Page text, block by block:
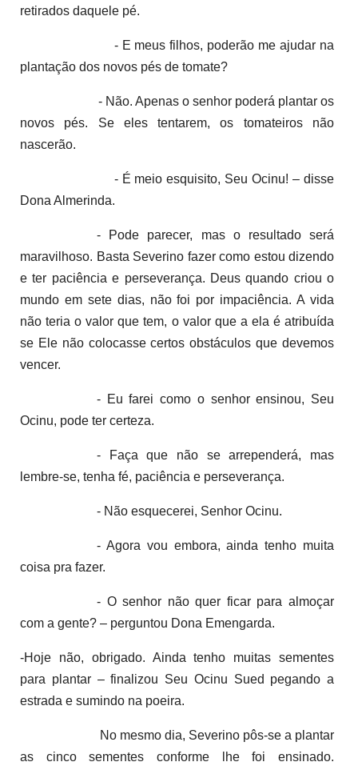
retirados daquele pé.
- E meus filhos, poderão me ajudar na
plantação dos novos pés de tomate?
- Não. Apenas o senhor poderá plantar os
novos pés. Se eles tentarem, os tomateiros não
nascerão.
- É meio esquisito, Seu Ocinu! – disse
Dona Almerinda.
- Pode parecer, mas o resultado será
maravilhoso. Basta Severino fazer como estou dizendo
e ter paciência e perseverança. Deus quando criou o
mundo em sete dias, não foi por impaciência. A vida
não teria o valor que tem, o valor que a ela é atribuída
se Ele não colocasse certos obstáculos que devemos
vencer.
- Eu farei como o senhor ensinou, Seu
Ocinu, pode ter certeza.
- Faça que não se arrependerá, mas
lembre-se, tenha fé, paciência e perseverança.
- Não esquecerei, Senhor Ocinu.
- Agora vou embora, ainda tenho muita
coisa pra fazer.
- O senhor não quer ficar para almoçar
com a gente? – perguntou Dona Emengarda.
-Hoje não, obrigado. Ainda tenho muitas sementes
para plantar – finalizou Seu Ocinu Sued pegando a
estrada e sumindo na poeira.
No mesmo dia, Severino pôs-se a plantar
as cinco sementes conforme lhe foi ensinado.